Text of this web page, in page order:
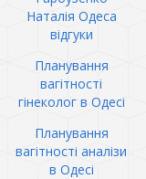
Наталія Одеса
відгуки
Планування
вагітності
гінеколог в Одесі
Планування
вагітності аналізи
в Одесі